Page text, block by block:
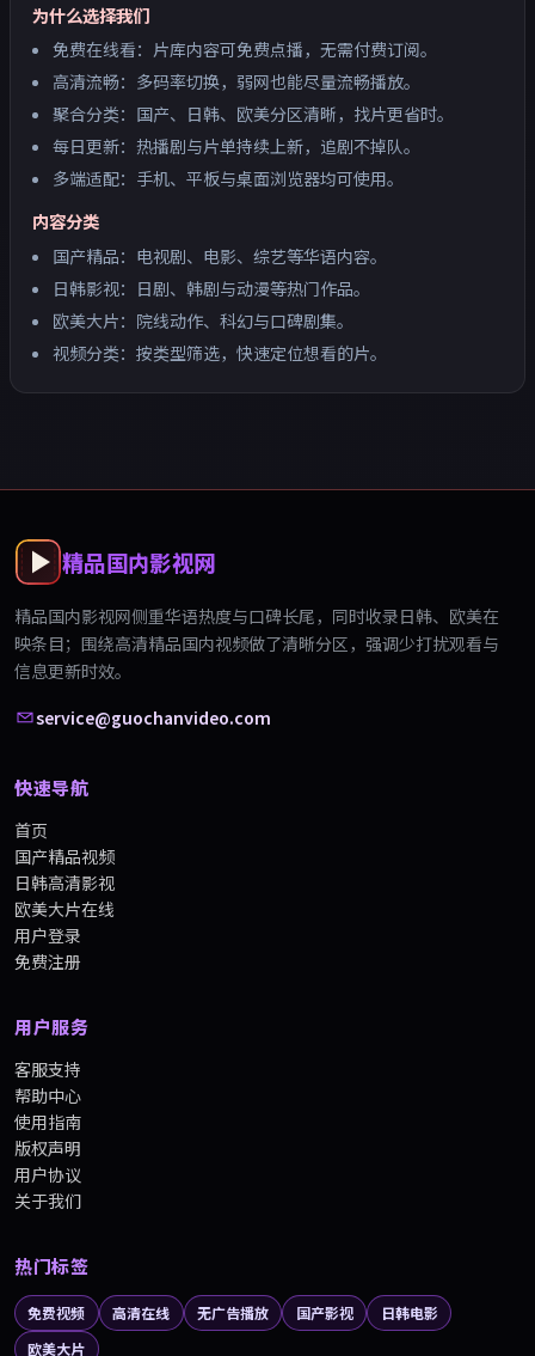
为什么选择我们
免费在线看：片库内容可免费点播，无需付费订阅。
高清流畅：多码率切换，弱网也能尽量流畅播放。
聚合分类：国产、日韩、欧美分区清晰，找片更省时。
每日更新：热播剧与片单持续上新，追剧不掉队。
多端适配：手机、平板与桌面浏览器均可使用。
内容分类
国产精品：电视剧、电影、综艺等华语内容。
日韩影视：日剧、韩剧与动漫等热门作品。
欧美大片：院线动作、科幻与口碑剧集。
视频分类：按类型筛选，快速定位想看的片。
精品国内影视网
精品国内影视网侧重华语热度与口碑长尾，同时收录日韩、欧美在
映条目；围绕高清精品国内视频做了清晰分区，强调少打扰观看与
信息更新时效。
service@guochanvideo.com
快速导航
首页
国产精品视频
日韩高清影视
欧美大片在线
用户登录
免费注册
用户服务
客服支持
帮助中心
使用指南
版权声明
用户协议
关于我们
热门标签
免费视频 高清在线 无广告播放 国产影视
日韩电影
欧美大片